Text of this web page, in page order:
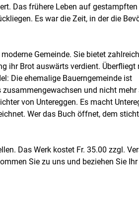
Das frühere Leben auf gestampften
Es war die Zeit, in der die
Gemeinde. Sie bietet
ihr Brot auswärts verdient. Überfliegt
Die ehemalige Bauerngemeinde ist
und nicht mehr
von Untereggen. Es macht
Wer das Buch öffnet, dem sticht
Das Werk kostet Fr. 35.00 zzgl.
Sie zu uns und beziehen Sie Ihr